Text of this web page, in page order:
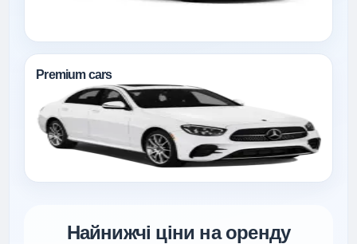
Premium cars
Найнижчі ціни на оренду